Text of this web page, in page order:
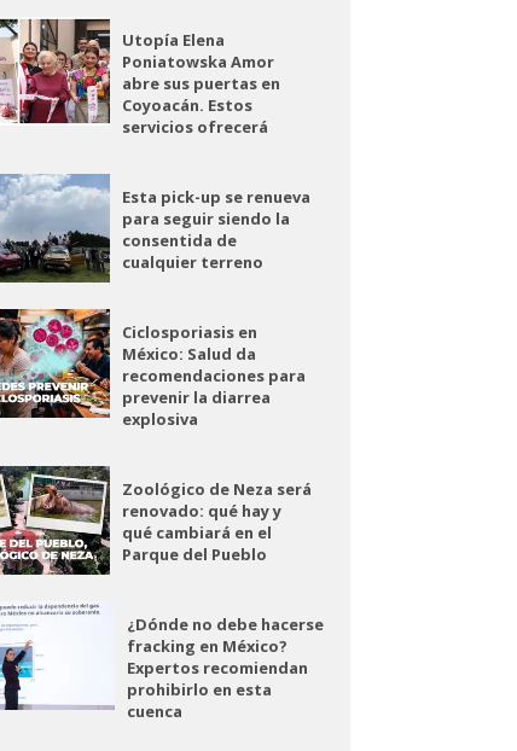
Utopía Elena
Poniatowska Amor
abre sus puertas en
Coyoacán. Estos
servicios ofrecerá
Esta pick-up se renueva
para seguir siendo la
consentida de
cualquier terreno
Ciclosporiasis en
México: Salud da
recomendaciones para
prevenir la diarrea
explosiva
Zoológico de Neza será
renovado: qué hay y
qué cambiará en el
Parque del Pueblo
¿Dónde no debe hacerse
fracking en México?
Expertos recomiendan
prohibirlo en esta
cuenca